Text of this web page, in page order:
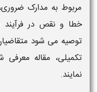
مربوط به مدارک
خطا و نقص در فرآیند
توصیه می‌ شود
تکمیلی، مقاله معرفی‌
نمایند.